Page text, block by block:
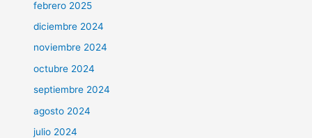
febrero 2025
diciembre 2024
noviembre 2024
octubre 2024
septiembre 2024
agosto 2024
julio 2024